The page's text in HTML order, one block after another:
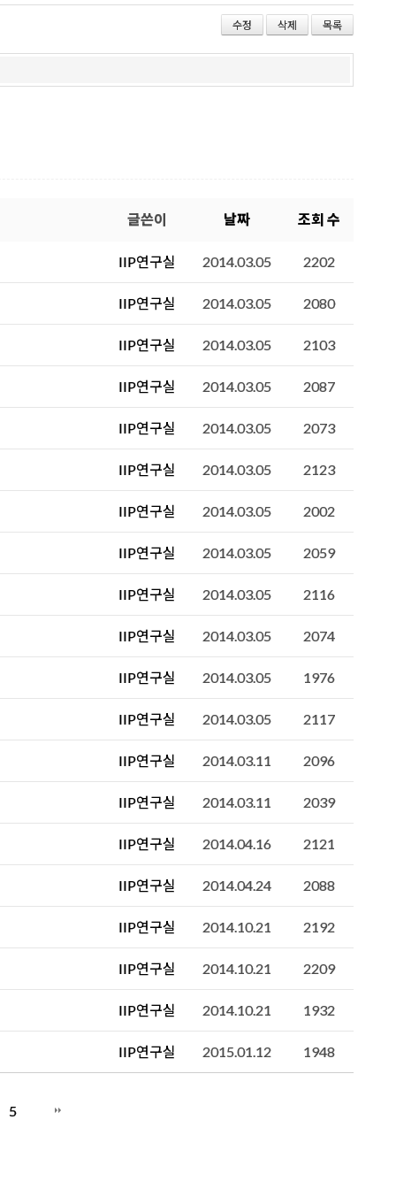
wi
er
ac
e
b
o
eli
ci
o
us
수정 삭제 목록
글쓴이 날짜 조회 수
IIP연구실 2014.03.05 2202
IIP연구실 2014.03.05 2080
IIP연구실 2014.03.05 2103
IIP연구실 2014.03.05 2087
IIP연구실 2014.03.05 2073
IIP연구실 2014.03.05 2123
IIP연구실 2014.03.05 2002
IIP연구실 2014.03.05 2059
IIP연구실 2014.03.05 2116
IIP연구실 2014.03.05 2074
IIP연구실 2014.03.05 1976
IIP연구실 2014.03.05 2117
IIP연구실 2014.03.11 2096
IIP연구실 2014.03.11 2039
IIP연구실 2014.04.16 2121
IIP연구실 2014.04.24 2088
IIP연구실 2014.10.21 2192
IIP연구실 2014.10.21 2209
IIP연구실 2014.10.21 1932
IIP연구실 2015.01.12 1948
5